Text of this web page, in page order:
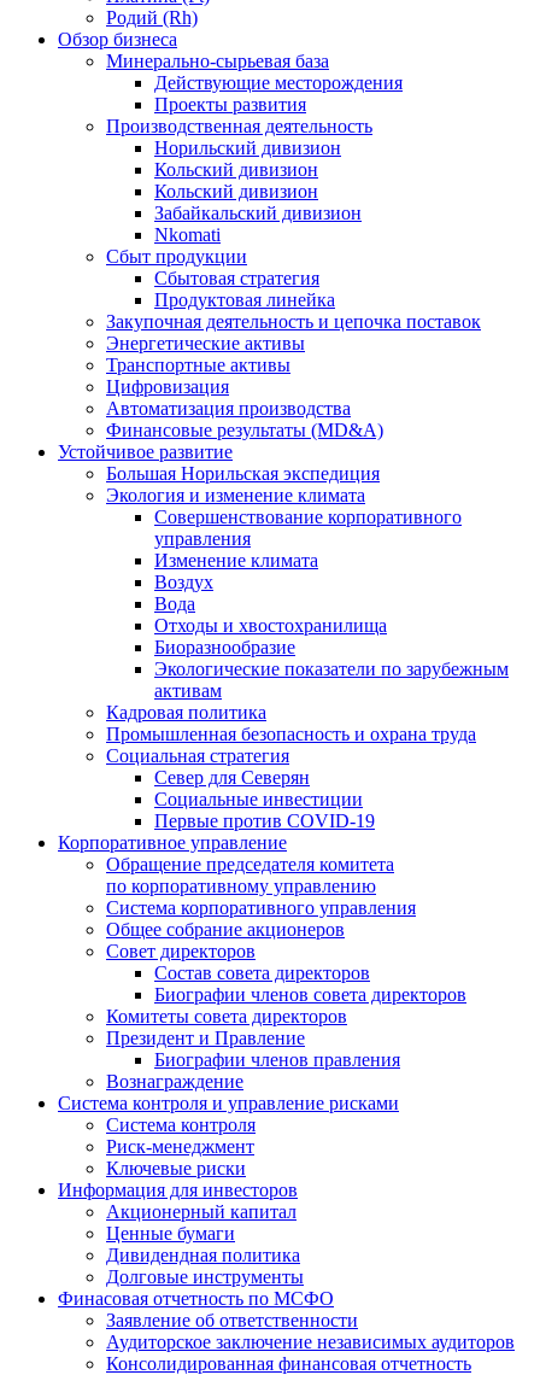
Родий (Rh)
Обзор бизнеса
Минерально-сырьевая база
Действующие месторождения
Проекты развития
Производственная деятельность
Норильский дивизион
Кольский дивизион
Кольский дивизион
Забайкальский дивизион
Nkomati
Сбыт продукции
Сбытовая стратегия
Продуктовая линейка
Закупочная деятельность и цепочка поставок
Энергетические активы
Транспортные активы
Цифровизация
Автоматизация производства
Финансовые результаты (MD&A)
Устойчивое развитие
Большая Норильская экспедиция
Экология и изменение климата
Совершенствование корпоративного
управления
Изменение климата
Воздух
Вода
Отходы и хвостохранилища
Биоразнообразие
Экологические показатели по зарубежным
активам
Кадровая политика
Промышленная безопасность и охрана труда
Социальная стратегия
Север для Северян
Социальные инвестиции
Первые против COVID‑19
Корпоративное управление
Обращение председателя комитета
по корпоративному управлению
Система корпоративного управления
Общее собрание акционеров
Совет директоров
Состав совета директоров
Биографии членов совета директоров
Комитеты совета директоров
Президент и Правление
Биографии членов правления
Вознаграждение
Система контроля и управление рисками
Система контроля
Риск-менеджмент
Ключевые риски
Информация для инвесторов
Акционерный капитал
Ценные бумаги
Дивидендная политика
Долговые инструменты
Финасовая отчетность по МСФО
Заявление об ответственности
Аудиторское заключение независимых аудиторов
Консолидированная финансовая отчетность